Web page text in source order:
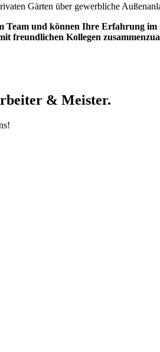
Gärten über gewerbliche
und können Ihre Erfahrung
freundlichen Kollegen
& Meister.